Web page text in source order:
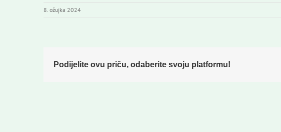
8. ožujka 2024
Podijelite ovu priču, odaberite svoju platformu!